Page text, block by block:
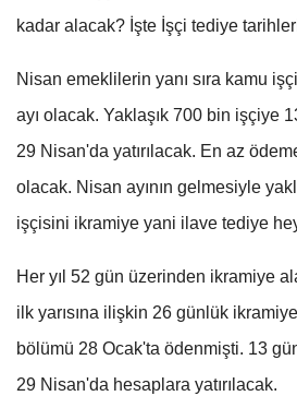
kadar alacak? İşte İşçi tediye
Nisan emeklilerin yanı sıra kamu
ayı olacak. Yaklaşık 700 bin işçiye
29 Nisan'da yatırılacak. En az
olacak. Nisan ayının gelmesiyle
işçisini ikramiye yani ilave tediye
Her yıl 52 gün üzerinden ikramiye
ilk yarısına ilişkin 26 günlük
bölümü 28 Ocak'ta ödenmişti. 13
29 Nisan'da hesaplara yatırılacak.